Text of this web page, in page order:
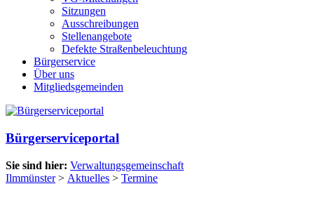
Sitzungen
Ausschreibungen
Stellenangebote
Defekte Straßenbeleuchtung
Bürgerservice
Über uns
Mitgliedsgemeinden
Bürgerserviceportal
Sie sind hier: Verwaltungsgemeinschaft
Ilmmünster> Aktuelles > Termine